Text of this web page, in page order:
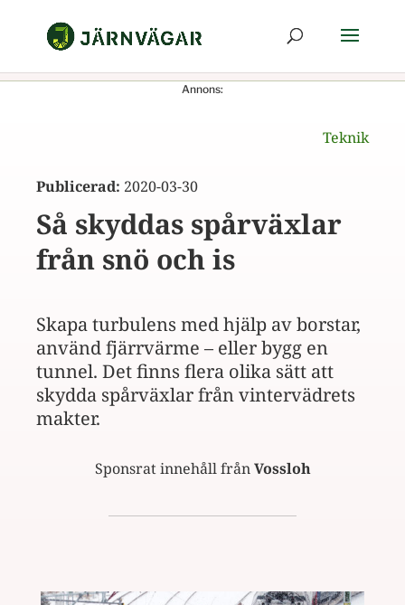
Annons:
Teknik
Publicerad: 2020-03-30
Så skyddas spårväxlar
från snö och is
Skapa turbulens med hjälp av borstar,
använd fjärrvärme – eller bygg en
tunnel. Det finns flera olika sätt att
skydda spårväxlar från vintervädrets
makter.
Sponsrat innehåll frånVossloh